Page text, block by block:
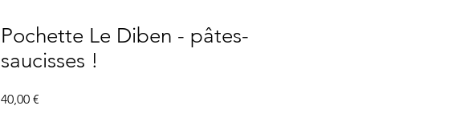
Pochette Le Diben - pâtes-
saucisses !
40,00 €